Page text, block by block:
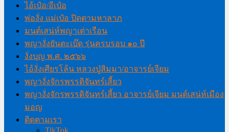
ไอ้เป๋อ/อีเป๋อ
พ่องั่ง แม่เป๋อ ปิดตามหาลาภ
มนต์เสน่ห์พญาเต่าเรือน
พญางั่งยันตะเบ๊ด รุ่นครบรอบ ๑๐ ปี
งั่งบุญ พ.ศ. ๒๕๖๖
ไอ้งั่งเศียรโล้น หลวงปู่สิมมา/อาจารย์เจียม
พญางั่งจักรพรรดิจันทร์เสี้ยว
พญางั่งจักรพรรดิจันทร์เสี้ยว อาจารย์เจียม มนต์เสน่ห์เมือง
มอญ
ติดตามเรา
TikTok